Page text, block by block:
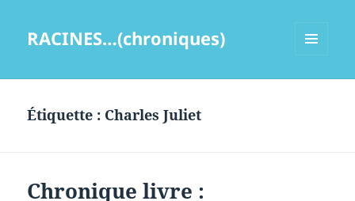
RACINES…(chroniques)
Étiquette : Charles Juliet
Chronique livre :